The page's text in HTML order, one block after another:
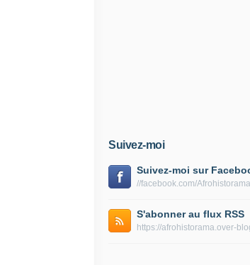
Suivez-moi
Suivez-moi sur
//facebook.com/
S'abonner au flux RSS
https://afrohistorama.over-